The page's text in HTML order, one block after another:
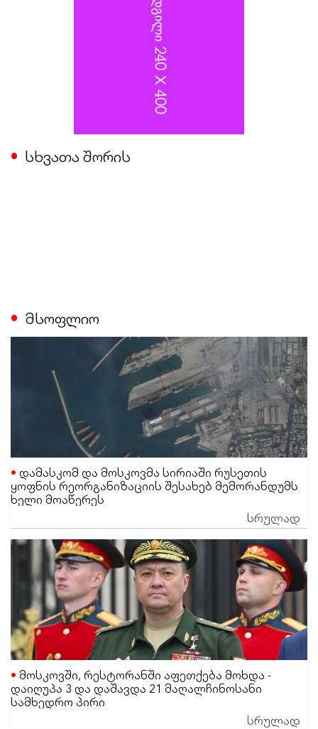
სხვათა შორის
მსოფლიო
დამასკომ და მოსკოვმა სირიაში რუსეთის
ყოფნის რეორგანიზაციის შესახებ მემორანდუმს
ხელი მოაწერეს
სრულად
მოსკოვში, რესტორანში აფეთქება მოხდა -
დაიღუპა 3 და დაშავდა 21 მაღალჩინოსანი
სამხედრო პირი
სრულად